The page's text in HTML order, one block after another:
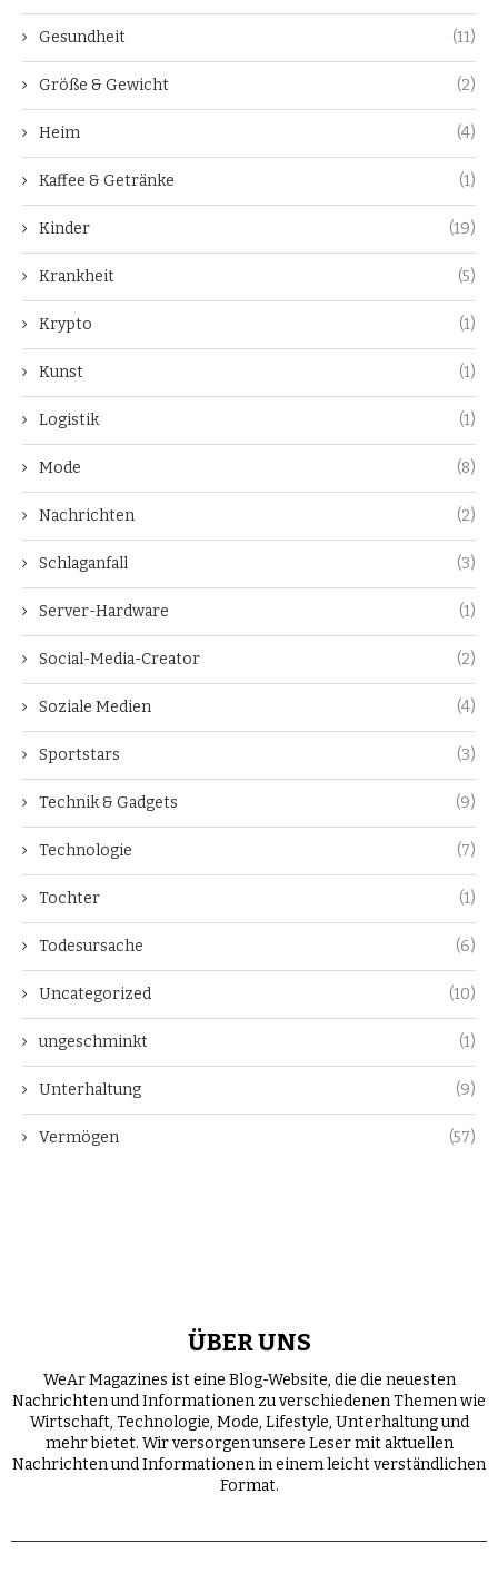
Gesundheit (11)
Größe & Gewicht (2)
Heim (4)
Kaffee & Getränke (1)
Kinder (19)
Krankheit (5)
Krypto (1)
Kunst (1)
Logistik (1)
Mode (8)
Nachrichten (2)
Schlaganfall (3)
Server-Hardware (1)
Social-Media-Creator (2)
Soziale Medien (4)
Sportstars (3)
Technik & Gadgets (9)
Technologie (7)
Tochter (1)
Todesursache (6)
Uncategorized (10)
ungeschminkt (1)
Unterhaltung (9)
Vermögen (57)
ÜBER UNS
WeAr Magazines ist eine Blog-Website, die die neuesten
Nachrichten und Informationen zu verschiedenen Themen wie
Wirtschaft, Technologie, Mode, Lifestyle, Unterhaltung und
mehr bietet. Wir versorgen unsere Leser mit aktuellen
Nachrichten und Informationen in einem leicht verständlichen
Format.